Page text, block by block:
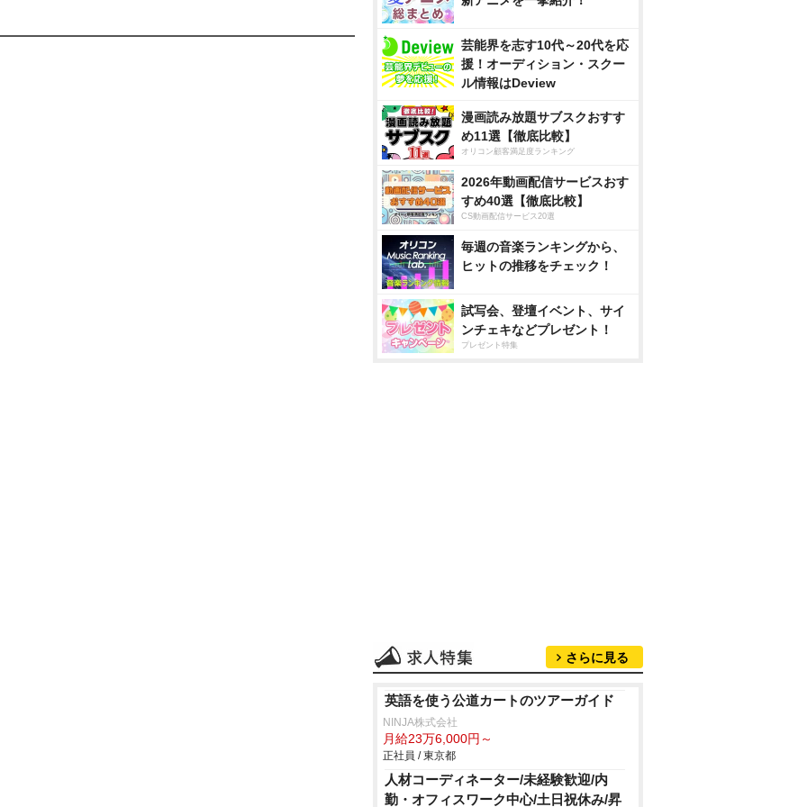
芸能界を志す10代～20代を応
援！オーディション・スクー
ル情報はDeview
漫画読み放題サブスクおすす
め11選【徹底比較】
オリコン顧客満足度ランキング
2026年動画配信サービスおす
すめ40選【徹底比較】
CS動画配信サービス20選
毎週の音楽ランキングから、
ヒットの推移をチェック！
試写会、登壇イベント、サイ
ンチェキなどプレゼント！
プレゼント特集
さらに見る
英語を使う公道カートのツアーガイド
NINJA株式会社
月給23万6,000円～
正社員 / 東京都
人材コーディネーター/未経験歓迎/内
勤・オフィスワーク中心/土日祝休み/昇